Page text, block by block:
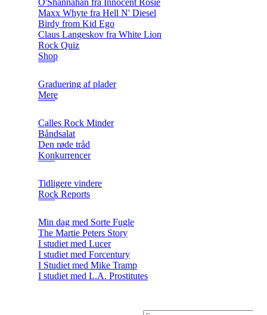
Maxx Whyte fra Hell N' Diesel
Birdy from Kid Ego
Claus Langeskov fra White Lion
Rock Quiz
Shop
Graduering af plader
Mere
Calles Rock Minder
Båndsalat
Den røde tråd
Konkurrencer
Tidligere vindere
Rock Reports
Min dag med Sorte Fugle
The Martie Peters Story
I studiet med Lucer
I studiet med Forcentury
I Studiet med Mike Tramp
I studiet med L.A. Prostitutes